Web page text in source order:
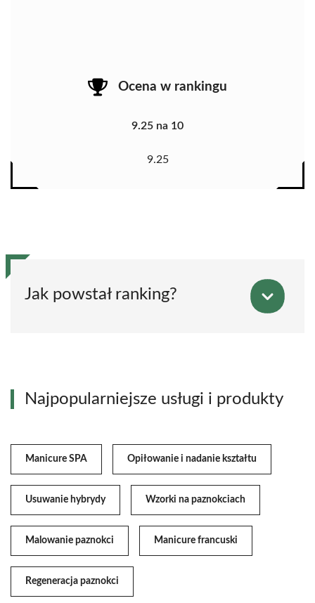
Ocena w rankingu
9.25 na 10
9.25
Jak powstał ranking?
Najpopularniejsze usługi i produkty
Manicure SPA Opiłowanie i nadanie kształtu
Usuwanie hybrydy Wzorki na paznokciach
Malowanie paznokci Manicure francuski
Regeneracja paznokci